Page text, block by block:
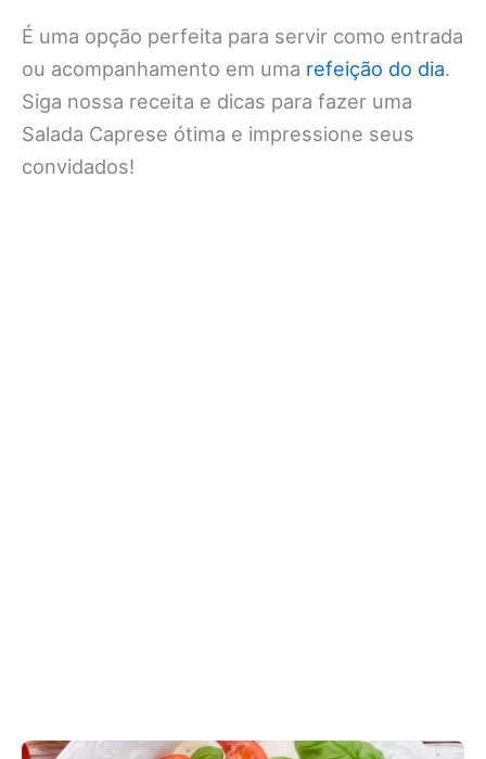
É uma opção perfeita para servir como entrada
ou acompanhamento em uma refeição do dia.
Siga nossa receita e dicas para fazer uma
Salada Caprese ótima e impressione seus
convidados!